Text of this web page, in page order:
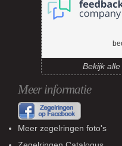
Bekijk
Meer informatie
Meer zegelringen foto's